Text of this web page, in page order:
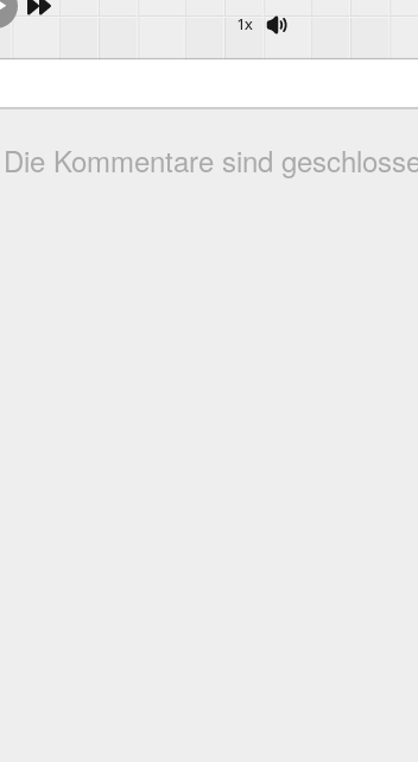
1x
Die Kommentare sind